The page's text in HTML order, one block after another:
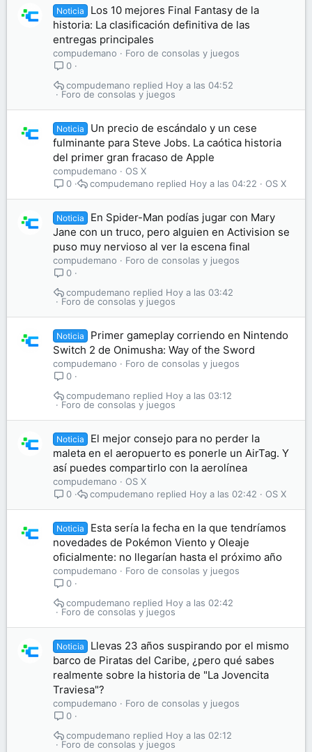
Noticia
Los 10 mejores Final Fantasy de la
historia: La clasificación definitiva de las
entregas principales
compudemano
Foro de consolas y juegos
0
Foro de consolas y juegos
Hoy a las 04:52
compudemano
Noticia
Un precio de escándalo y un cese
fulminante para Steve Jobs. La caótica historia
del primer gran fracaso de Apple
compudemano
OS X
0
OS X
Hoy a las 04:22
compudemano
Noticia
En Spider-Man podías jugar con Mary
Jane con un truco, pero alguien en Activision se
puso muy nervioso al ver la escena final
compudemano
Foro de consolas y juegos
0
Foro de consolas y juegos
Hoy a las 03:42
compudemano
Noticia
Primer gameplay corriendo en Nintendo
Switch 2 de Onimusha: Way of the Sword
compudemano
Foro de consolas y juegos
0
Foro de consolas y juegos
Hoy a las 03:12
compudemano
Noticia
El mejor consejo para no perder la
maleta en el aeropuerto es ponerle un AirTag. Y
así puedes compartirlo con la aerolínea
compudemano
OS X
0
OS X
Hoy a las 02:42
compudemano
Noticia
Esta sería la fecha en la que tendríamos
novedades de Pokémon Viento y Oleaje
oficialmente: no llegarían hasta el próximo año
compudemano
Foro de consolas y juegos
0
Foro de consolas y juegos
Hoy a las 02:42
compudemano
Noticia
Llevas 23 años suspirando por el mismo
barco de Piratas del Caribe, ¿pero qué sabes
realmente sobre la historia de "La Jovencita
Traviesa"?
compudemano
Foro de consolas y juegos
0
Foro de consolas y juegos
Hoy a las 02:12
compudemano